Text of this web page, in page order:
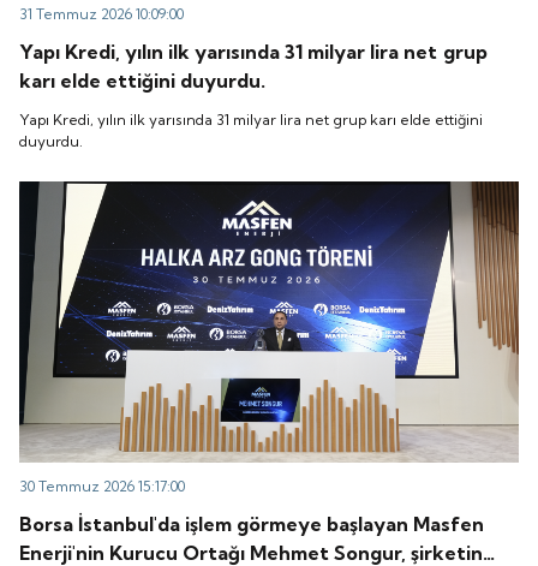
31 Temmuz 2026 10:09:00
Yapı Kredi, yılın ilk yarısında 31 milyar lira net grup
karı elde ettiğini duyurdu.
Yapı Kredi, yılın ilk yarısında 31 milyar lira net grup karı elde ettiğini
duyurdu.
30 Temmuz 2026 15:17:00
Borsa İstanbul'da işlem görmeye başlayan Masfen
Enerji'nin Kurucu Ortağı Mehmet Songur, şirketin